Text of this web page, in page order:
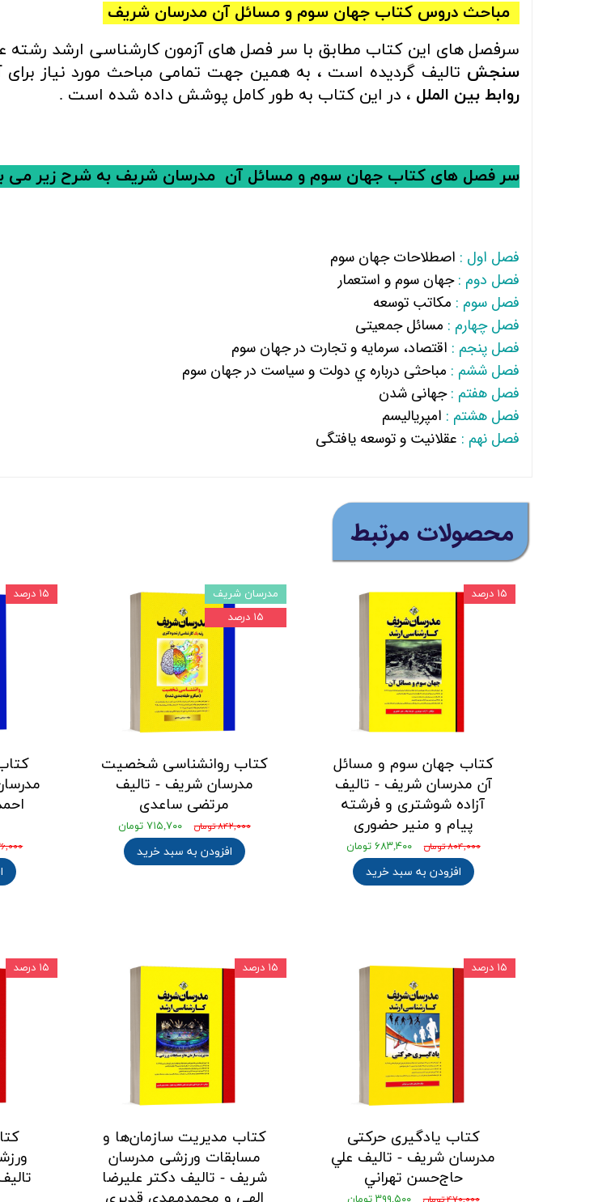
مباحث دروس کتاب جهان سوم و مسائل آن مدرسان شریف
سرفصل های این کتاب مطابق با سر فصل های آزمون کارشناسی ارشد رشته
سنجش تالیف گردیده است ، به همین جهت تمامی مباحث مورد نیاز برای
روابط بین الملل ، در این کتاب به طور کامل پوشش داده شده است .
سر فصل های کتاب جهان سوم و مسائل آن مدرسان شریف به شرح زیر می
فصل اول : اصطلاحات جهان سوم
فصل دوم :جهان سوم و استعمار
فصل سوم : مکاتب توسعه
فصل چهارم : مسائل جمعیتی
فصل پنجم : اقتصاد، سرمایه و تجارت در جهان سوم
فصل ششم : مباحثی درباره ي دولت و سیاست در جهان سوم
فصل هفتم :جهانی شدن
فصل هشتم : امپریالیسم
فصل نهم : عقلانیت و توسعه یافتگی
​محصولات مرتبط
کتاب جهان سوم و مسائل
آن مدرسان شریف - تالیف
آزاده شوشتری و فرشته
پيام و منير حضوری
۸۰۴,۰۰۰ تومان ۶۸۳,۴۰۰ تومان
افزودن به سبد خرید
۱۵ درصد
کتاب روانشناسی شخصیت
مدرسان شریف - تالیف
مرتضی ساعدی
۸۴۲,۰۰۰ تومان ۷۱۵,۷۰۰ تومان
افزودن به سبد خرید
مدرسان شریف
۱۵ درصد
۵۳۶,۰۰۰
۱۵ درصد
کتاب یادگیری حرکتی
مدرسان شریف - تالیف علي
حاج‌حسن تهراني
۱۵ درصد
کتاب مدیریت سازمان‌ها و
مسابقات ورزشی مدرسان
شریف - تالیف دكتر عليرضا
۱۵ درصد ۱۵ درصد